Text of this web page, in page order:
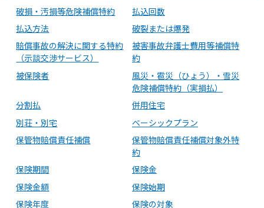
破損・汚損等危険補償特約
払込回数
払込方法
破裂または爆発
賠償事故の解決に関する特約
（示談交渉サービス）
被害事故弁護士費用等補償特
約
被保険者
風災・雹災（ひょう）・雪災
危険補償特約（実損払）
分割払
併用住宅
別荘・別宅
ベーシックプラン
保管物賠償責任補償
保管物賠償責任補償対象外特
約
保険期間
保険金
保険金額
保険始期
保険年度
保険の対象